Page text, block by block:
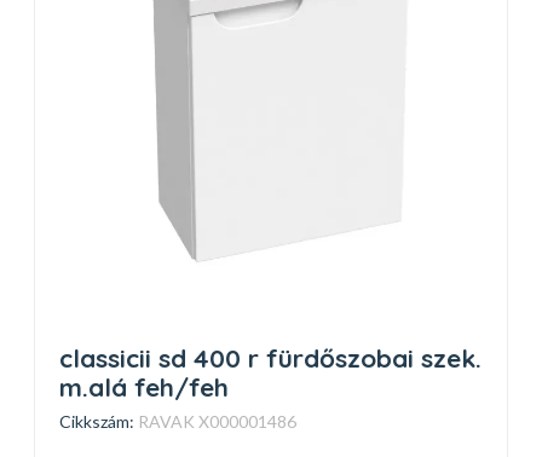
classicii sd 400 r fürdőszobai szek.
m.alá feh/feh
Cikkszám: RAVAK X000001486